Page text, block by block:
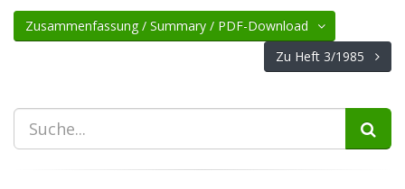
Zusammenfassung / Summary / PDF-Download
Zu Heft 3/1985